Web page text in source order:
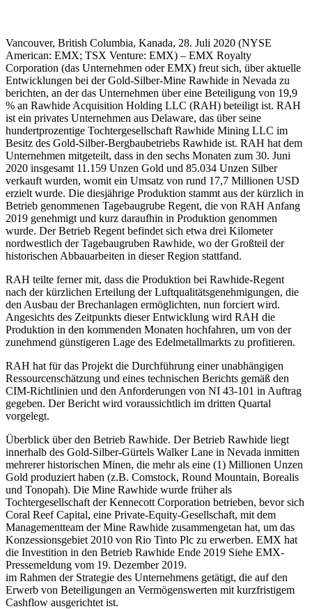
Vancouver, British Columbia, Kanada, 28. Juli 2020 (NYSE
American: EMX; TSX Venture: EMX) – EMX Royalty
Corporation (das Unternehmen oder EMX) freut sich, über aktuelle
Entwicklungen bei der Gold-Silber-Mine Rawhide in Nevada zu
berichten, an der das Unternehmen über eine Beteiligung von 19,9
% an Rawhide Acquisition Holding LLC (RAH) beteiligt ist. RAH
ist ein privates Unternehmen aus Delaware, das über seine
hundertprozentige Tochtergesellschaft Rawhide Mining LLC im
Besitz des Gold-Silber-Bergbaubetriebs Rawhide ist. RAH hat dem
Unternehmen mitgeteilt, dass in den sechs Monaten zum 30. Juni
2020 insgesamt 11.159 Unzen Gold und 85.034 Unzen Silber
verkauft wurden, womit ein Umsatz von rund 17,7 Millionen USD
erzielt wurde. Die diesjährige Produktion stammt aus der kürzlich in
Betrieb genommenen Tagebaugrube Regent, die von RAH Anfang
2019 genehmigt und kurz daraufhin in Produktion genommen
wurde. Der Betrieb Regent befindet sich etwa drei Kilometer
nordwestlich der Tagebaugruben Rawhide, wo der Großteil der
historischen Abbauarbeiten in dieser Region stattfand.
RAH teilte ferner mit, dass die Produktion bei Rawhide-Regent
nach der kürzlichen Erteilung der Luftqualitätsgenehmigungen, die
den Ausbau der Brechanlagen ermöglichten, nun forciert wird.
Angesichts des Zeitpunkts dieser Entwicklung wird RAH die
Produktion in den kommenden Monaten hochfahren, um von der
zunehmend günstigeren Lage des Edelmetallmarkts zu profitieren.
RAH hat für das Projekt die Durchführung einer unabhängigen
Ressourcenschätzung und eines technischen Berichts gemäß den
CIM-Richtlinien und den Anforderungen von NI 43-101 in Auftrag
gegeben. Der Bericht wird voraussichtlich im dritten Quartal
vorgelegt.
Überblick über den Betrieb Rawhide. Der Betrieb Rawhide liegt
innerhalb des Gold-Silber-Gürtels Walker Lane in Nevada inmitten
mehrerer historischen Minen, die mehr als eine (1) Millionen Unzen
Gold produziert haben (z.B. Comstock, Round Mountain, Borealis
und Tonopah). Die Mine Rawhide wurde früher als
Tochtergesellschaft der Kennecott Corporation betrieben, bevor sich
Coral Reef Capital, eine Private-Equity-Gesellschaft, mit dem
Managementteam der Mine Rawhide zusammengetan hat, um das
Konzessionsgebiet 2010 von Rio Tinto Plc zu erwerben. EMX hat
die Investition in den Betrieb Rawhide Ende 2019 Siehe EMX-
Pressemeldung vom 19. Dezember 2019.
im Rahmen der Strategie des Unternehmens getätigt, die auf den
Erwerb von Beteiligungen an Vermögenswerten mit kurzfristigem
Cashflow ausgerichtet ist.